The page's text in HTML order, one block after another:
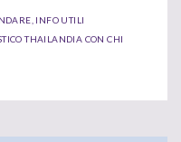
INFO UTILI
THAILANDIA CON CHI